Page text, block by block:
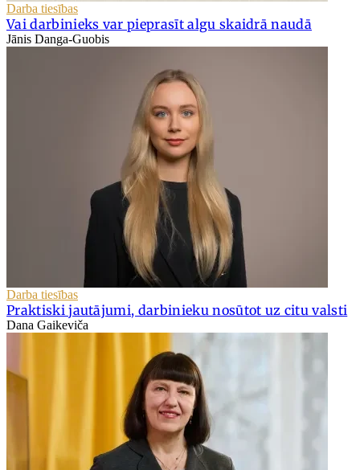
Darba tiesības
Vai darbinieks var pieprasīt algu skaidrā naudā
Jānis Danga-Guobis
Darba tiesības
Praktiski jautājumi, darbinieku nosūtot uz citu valsti
Dana Gaikeviča